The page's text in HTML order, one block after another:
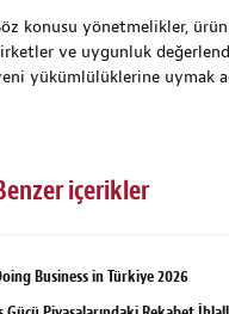
konusu yönetmelikler,
ve uygunluk
yükümlülüklerine uymak
içerikler
Business in Türkiye 2026